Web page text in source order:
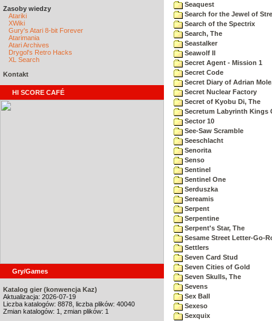
Zasoby wiedzy
Atariki
XWiki
Gury's Atari 8-bit Forever
Atarimania
Atari Archives
Drygol's Retro Hacks
XL Search
Kontakt
HI SCORE CAFÉ
Gry/Games
Katalog gier (konwencja Kaz)
Aktualizacja: 2026-07-19
Liczba katalogów: 8878, liczba plików: 40040
Zmian katalogów: 1, zmian plików: 1
Seaquest
Search for the Jewel of
Search of the Spectrix
Search, The
Seastalker
Seawolf II
Secret Agent - Mission 1
Secret Code
Secret Diary of Adrian
Secret Nuclear Factory
Secret of Kyobu Di, The
Secretum Labyrinth Kings
Sector 10
See-Saw Scramble
Seeschlacht
Senorita
Senso
Sentinel
Sentinel One
Serduszka
Sereamis
Serpent
Serpentine
Serpent's Star, The
Sesame Street Letter-Go-
Settlers
Seven Card Stud
Seven Cities of Gold
Seven Skulls, The
Sevens
Sex Ball
Sexeso
Sexquix